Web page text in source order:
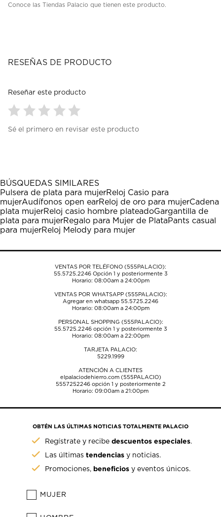
Conoce las Tiendas Palacio que tienen este producto.
RESEÑAS DE PRODUCTO
Reseñar este producto
para
1
estrella
Esta
acción
abrirá
el
formulario
envío.
para
estrellas.
Esta
acción
abrirá
el
formulario
envío.
para
estrellas.
Esta
acción
abrirá
el
formulario
envío.
para
estrellas.
Esta
acción
abrirá
el
formulario
envío.
para
estrellas.
Esta
acción
abrirá
el
formulario
envío.
Sé el primero en revisar este producto
BÚSQUEDAS SIMILARES
Pulsera de plata para mujerReloj Casio para
mujerAudífonos open earReloj de oro para mujerCadena
plata mujerReloj casio hombre plateadoGargantilla de
plata para mujerRegalo para Mujer de PlataPants casual
para mujerReloj Melody para mujer
VENTAS POR TELÉFONO (555PALACIO):
55.5725.2246Opción 1 y posteriormente 3
Horario: 08:00am a 24:00pm
VENTAS POR WHATSAPP (555PALACIO):
Agregar en whatsapp 55.5725.2246
Horario: 08:00am a 24:00pm
PERSONAL SHOPPING (555PALACIO):
55.5725.2246opción 1 y posteriormente 3
Horario: 08:00am a 22:00pm
TARJETA PALACIO:
5229.1999
ATENCIÓN A CLIENTES
elpalaciodehierro.com (555PALACIO)
5557252246opción 1 y posteriormente 2
Horario: 09:00am a 21:00pm
OBTÉN LAS ÚLTIMAS NOTICIAS TOTALMENTE PALACIO
Regístrate y recibedescuentos especiales.
Las últimastendencias y noticias.
Promociones, beneficios y eventos únicos.
MUJER